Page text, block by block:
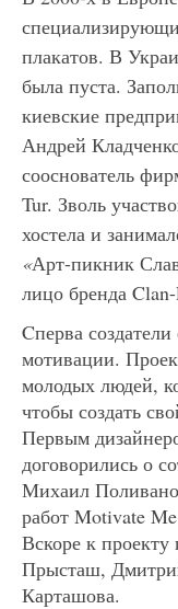
плакатов. В
была пуста.
киевские
Андрей
сооснователь
Tur. Зволь
хостела и
«Арт-пикник
лицо бренда Clan-
Cперва
мотивации.
молодых людей,
чтобы создать
Первым
договорились о
Михаил
работ Motivate
Вскоре к
Прысташ,
Карташова.